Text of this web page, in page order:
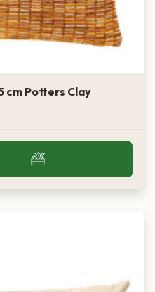
cm Potters Clay